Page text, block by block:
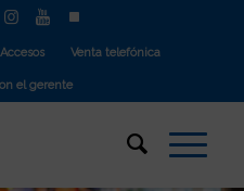
Venta telefónica
el gerente